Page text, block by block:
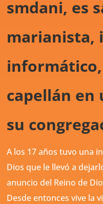
smdani, es
marianista,
capellán en
su
A los 17 años tuvo una
Dios que le llevó a
anuncio del Reino de
Desde entonces vive la